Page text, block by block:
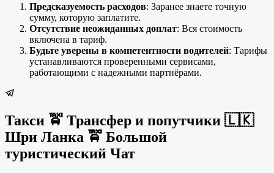
Предсказуемость расходов: Заранее знаете точную
сумму, которую заплатите.
Отсутствие неожиданных доплат: Вся стоимость
включена в тариф.
Будьте уверены в компетентности водителей: Тарифы
устанавливаются проверенными сервисами,
работающими с надежными партнёрами.
Такси 🚖 Трансфер и попутчики 🇱🇰
Шри Ланка 🚖 Большой
туристический Чат